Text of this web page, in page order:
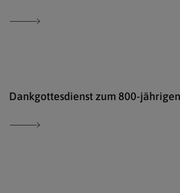
Dankgottesdienst zum 800-